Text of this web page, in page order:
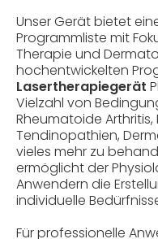
Unser Gerät bietet
Programmliste mit
Therapie und
hochentwickelten
Lasertherapiegerät
Vielzahl von
Rheumatoide Arthritis,
Tendinopathien,
vieles mehr zu
ermöglicht der
Anwendern die
individuelle
Für professionelle